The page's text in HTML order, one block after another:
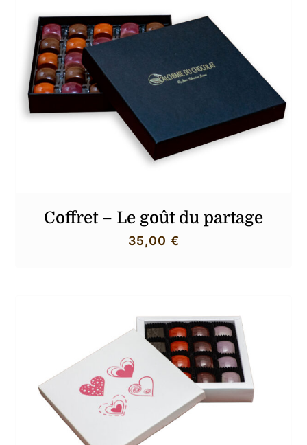
Coffret – Le goût du partage
35,00 €
Produit(s) ajouté(s) au panier !
.
Votre panier est vide.